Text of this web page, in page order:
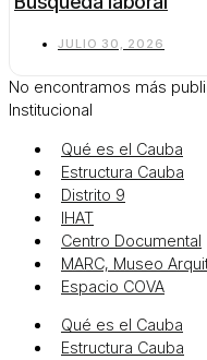
JULIO 30, 2026
No encontramos más
Institucional
Qué es el Cauba
Estructura Cauba
Distrito 9
IHAT
Centro Documental
MARC, Museo
Espacio COVA
Qué es el Cauba
Estructura Cauba